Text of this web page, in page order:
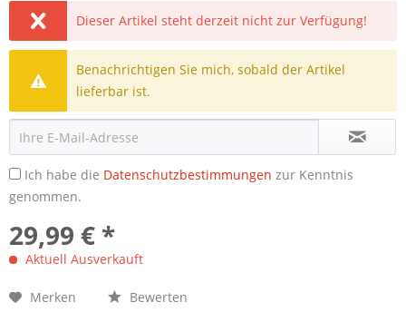
Dieser Artikel steht derzeit nicht zur Verfügung!
Benachrichtigen Sie mich, sobald der Artikel
lieferbar ist.
Ich habe die Datenschutzbestimmungen zur Kenntnis
genommen.
29,99 € *
Aktuell Ausverkauft
Merken Bewerten